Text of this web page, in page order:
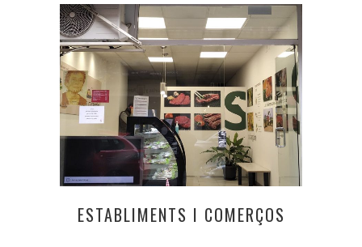
ESTABLIMENTS I COMERÇOS